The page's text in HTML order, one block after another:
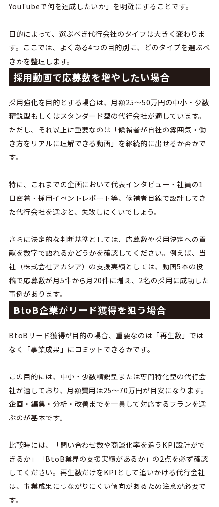
YouTubeで何を達成したいか」を明確にすることです。
目的によって、選ぶべき代行会社のタイプは大きく変わりま
す。ここでは、よくある4つの目的別に、どのタイプを選ぶべ
きかを整理します。
採用動画で応募数を増やしたい場合
採用強化を目的とする場合は、月額25〜50万円の中小・少数
精鋭型もしくはスタンダード型の代行会社が適しています。
ただし、それ以上に重要なのは「候補者が自社の雰囲気・働
き方をリアルに理解できる動画」を継続的に出せるか否かで
す。
特に、これまでの企画において代表インタビュー・社員の1
日密着・採用イベントレポート等、候補者目線で設計してき
た代行会社を選ぶと、失敗しにくいでしょう。
さらに決定的な判断基準としては、応募数や採用決定への貢
献を数字で語れるかどうかを確認してください。例えば、当
社（株式会社アカシア）の支援実績としては、動画5本の投
稿で応募数が月5件から月20件に増え、 2名の採用に成功した
事例があります。
BtoB企業がリード獲得を狙う場合
BtoB リード獲得が目的の場合、重要なのは「再生数」では
なく「事業成果」にコミットできるかです。
この目的には、中小・少数精鋭型または専門特化型の代行会
社が適しており、月額費用は25〜70万円が目安になります。
企画・編集・分析・改善までを一貫して対応するプランを選
ぶのが基本です。
比較時には、「問い合わせ数や商談化率を追うKPI設計がで
きるか」「BtoB業界の支援実績があるか」の2点を必ず確認
してください。再生数だけをKPI として追いかける代行会社
は、事業成果につながりにくい傾向があるため注意が必要で
す。